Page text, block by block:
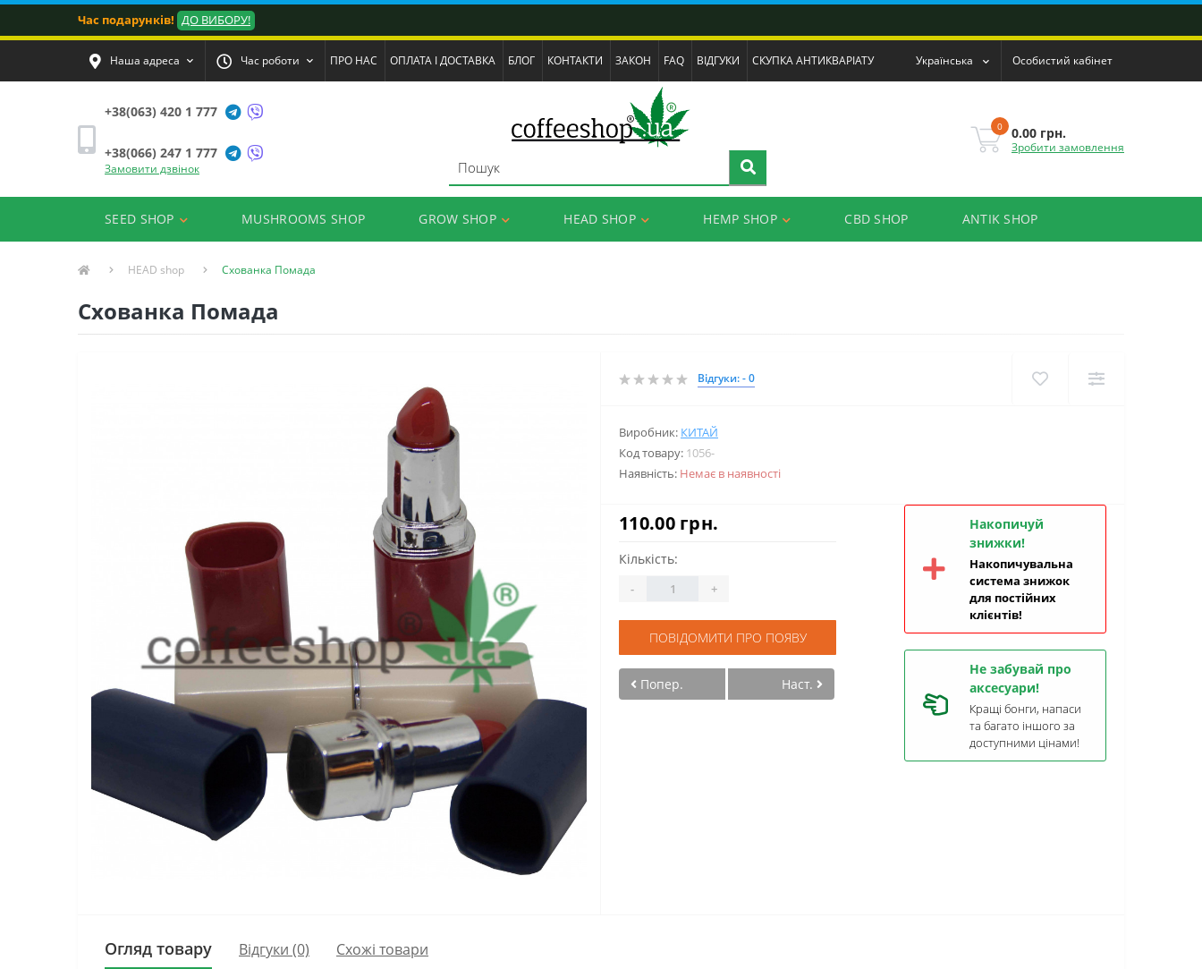
Час подарунків! ДО ВИБОРУ!
Наша адреса Час роботи ПРО НАС ОПЛАТА І ДОСТАВКА БЛОГ КОНТАКТИ ЗАКОН FAQ ВІДГУКИ СКУПКА АНТИКВАРІАТУ Українська Особистий кабінет
+38(063) 420 1 777
+38(066) 247 1 777
Замовити дзвінок
0 0.00 грн.
Зробити замовлення
SEED SHOP MUSHROOMS SHOP GROW SHOP HEAD SHOP HEMP SHOP CBD SHOP ANTIK SHOP
HEAD shop Схованка Помада
Схованка Помада
Відгуки: - 0
Виробник: КИТАЙ
Код товару: 1056-
Наявність: Немає в наявності
110.00 грн.
Кількість:
- +
ПОВІДОМИТИ ПРО ПОЯВУ
Попер. Наст.
Накопичуй
знижки!
Накопичувальна
система знижок
для постійних
клієнтів!
Не забувай про
аксесуари!
Кращі бонги, напаси
та багато іншого за
доступними цінами!
Огляд товару Відгуки (0) Схожі товари